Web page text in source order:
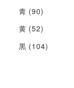
青 (90)
黄 (52)
黒 (104)